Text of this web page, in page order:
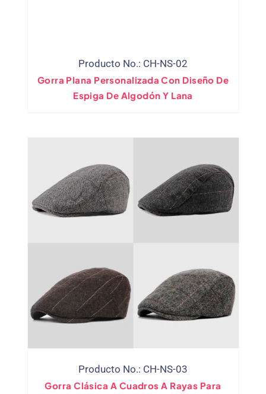
Producto No.: CH-NS-02
Gorra Plana Personalizada Con Diseño De
Espiga De Algodón Y Lana
Producto No.: CH-NS-03
Gorra Clásica A Cuadros A Rayas Para